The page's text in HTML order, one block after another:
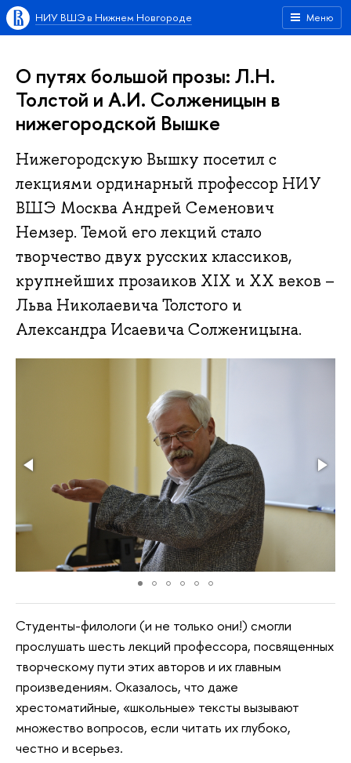
Меню
НИУ ВШЭ в Нижнем Новгороде
О путях большой прозы: Л.Н.
Толстой и А.И. Солженицын в
нижегородской Вышке
Нижегородскую Вышку посетил с
лекциями ординарный профессор НИУ
ВШЭ Москва Андрей Семенович
Немзер. Темой его лекций стало
творчество двух русских классиков,
крупнейших прозаиков XIX и XX веков –
Льва Николаевича Толстого и
Александра Исаевича Солженицына.
Студенты-филологи (и не только они!) смогли
прослушать шесть лекций профессора, посвященных
творческому пути этих авторов и их главным
произведениям. Оказалось, что даже
хрестоматийные, «школьные» тексты вызывают
множество вопросов, если читать их глубоко,
честно и всерьез.